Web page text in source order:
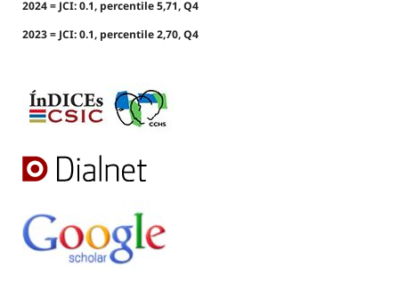
2024 = JCI: 0.1, percentile 5,71, Q4
2023 = JCI: 0.1, percentile 2,70, Q4